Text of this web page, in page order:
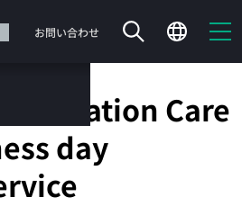
お問い合わせ
Care
day